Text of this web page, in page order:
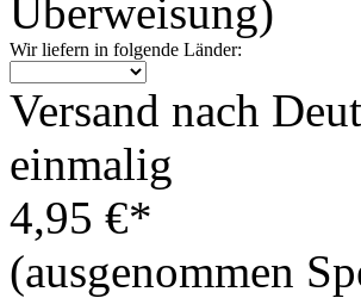
Überweisung)
Wir liefern in folgende Länder:
Versand nach
einmalig
4,95 €*
(ausgenommen